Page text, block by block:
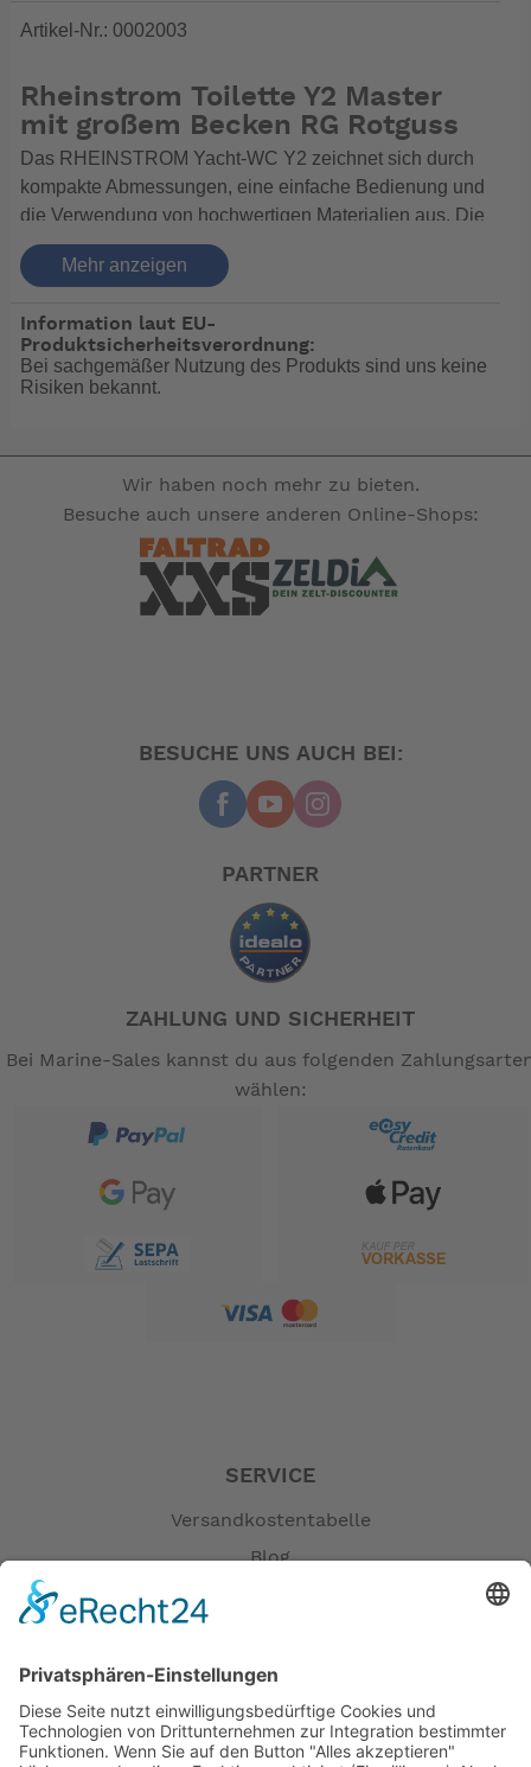
Artikel-Nr.: 0002003
Rheinstrom Toilette Y2 Master
mit großem Becken RG Rotguss
Das RHEINSTROM Yacht-WC Y2 zeichnet sich durch
kompakte Abmessungen, eine einfache Bedienung und
die Verwendung von hochwertigen Materialien aus. Die
Pumpe und der Pumpenfuß sind aus Rotguss oder
Aluminium gefertigt und mit Rilsan beschichtet. Die
Edelstahl. Das Modell Y2 ist aus
seewasserbeständigen Materialien hergestellt. Das
Yacht-WC Y2 ist geeignet für Segel- und Motoryachten
Ansaughöhe: 2 m
3/4''
1 1/2''
Mehr anzeigen
Information laut EU-
Produktsicherheitsverordnung:
Bei sachgemäßer Nutzung des Produkts sind uns keine
Risiken bekannt.
Wir haben noch mehr zu bieten.
Besuche auch unsere anderen Online-Shops:
BESUCHE UNS AUCH BEI:
PARTNER
ZAHLUNG UND SICHERHEIT
Bei Marine-Sales kannst du aus folgenden
wählen:
SERVICE
Versandkostentabelle
Blog
Erklärung zur Barrierefreiheit
AGB
Öffnungszeiten
Versandpartner